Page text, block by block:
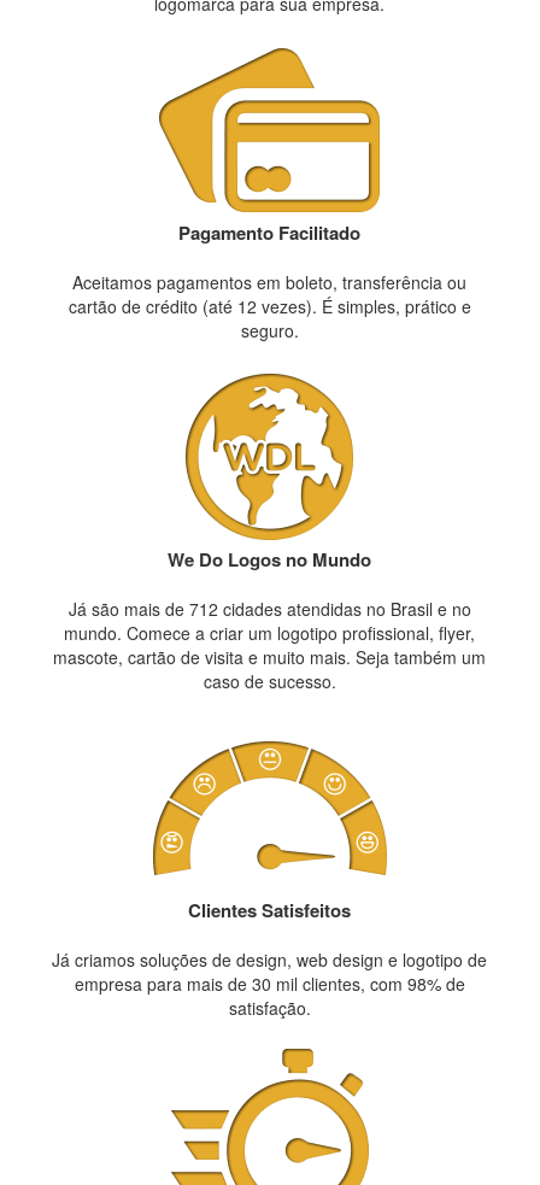
Pagamento Facilitado
Aceitamos pagamentos em boleto, transferência ou
cartão de crédito (até 12 vezes). É simples, prático e
seguro.
We Do Logos no Mundo
Já são mais de 712 cidades atendidas no Brasil e no
mundo. Comece a criar um logotipo profissional, flyer,
mascote, cartão de visita e muito mais. Seja também um
caso de sucesso.
Clientes Satisfeitos
Já criamos soluções de design, web design e logotipo de
empresa para mais de 30 mil clientes, com 98% de
satisfação.